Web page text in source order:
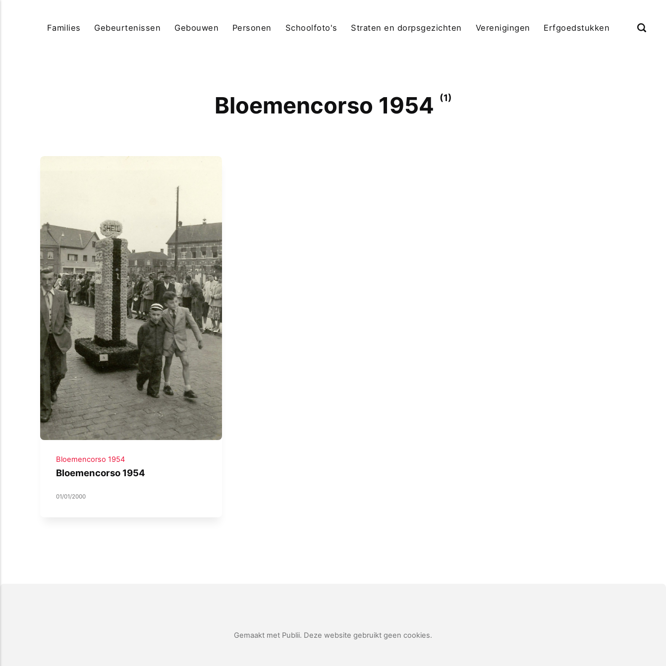
Families Gebeurtenissen Gebouwen Personen Schoolfoto's Straten en dorpsgezichten Verenigingen Erfgoedstukken
Bloemencorso 1954 (1)
Bloemencorso 1954
Bloemencorso 1954
01/01/2000
Gemaakt met Publii. Deze website gebruikt geen cookies.